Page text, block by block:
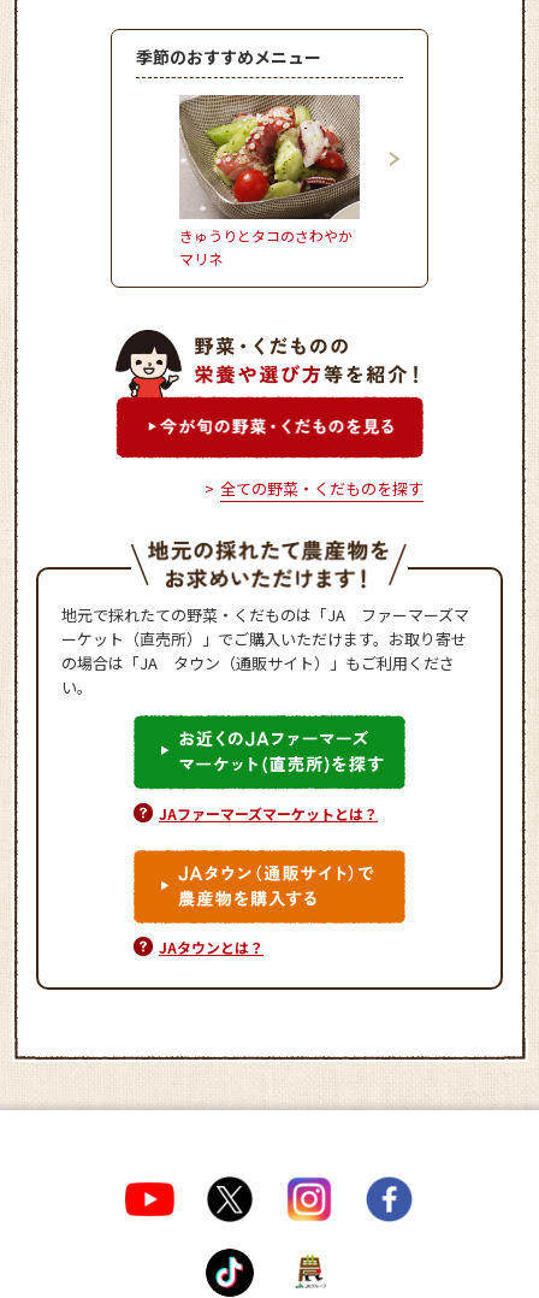
季節のおすすめメニュー
きゅうりとタコのさわやか
マリネ
かぼちゃとれんこんの
全ての野菜・くだものを探す
地元で採れたての野菜・くだものは「JA ファーマーズマ
ーケット（直売所）」でご購入いただけます。お取り寄せ
の場合は「JA タウン（通販サイト）」もご利用くださ
い。
JAファーマーズマーケットとは？
JAタウンとは？